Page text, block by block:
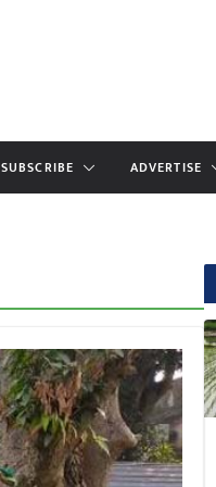
SUBSCRIBE ADVERTISE